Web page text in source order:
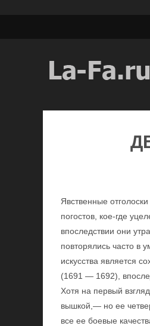
Явственные
погостов, кое-где
впоследствии они
повторялись часто в
искусства является
(1691 — 1692),
Хотя на первый
вышкой,— но ее
все ее боевые